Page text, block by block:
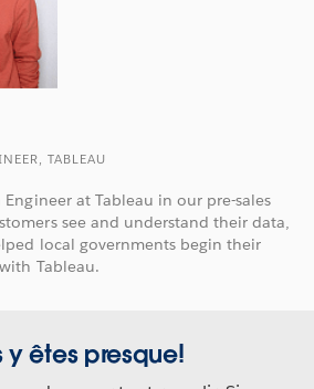
TABLEAU
at Tableau in our pre-sales
see and understand their data,
local governments begin their
Tableau.
y êtes presque!